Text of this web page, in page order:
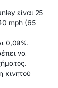
είναι 25
mph (65
0,08%.
να
κινητού